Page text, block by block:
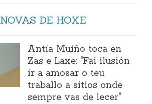
NOVAS DE HOXE
Antía Muíño toca en
Zas e Laxe: "Fai ilusión
ir a amosar o teu
traballo a sitios onde
sempre vas de lecer"